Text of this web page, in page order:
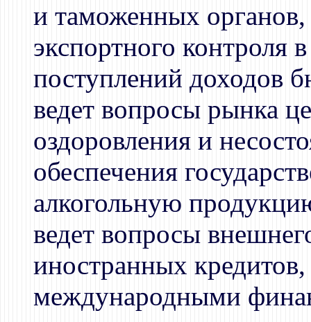
и таможенных
экспортного контроля
поступлений доходов
ведет вопросы рынка
оздоровления и
обеспечения
алкогольную
ведет вопросы
иностранных кредитов,
международными